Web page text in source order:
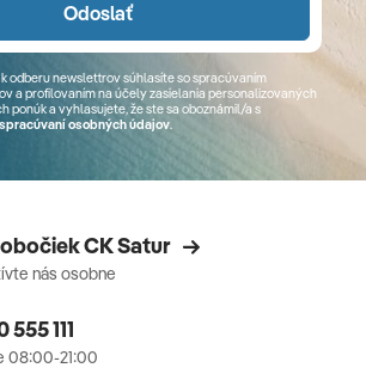
Odoslať
odberu newslettrov súhlasíte so spracúvaním
a profilovaním na účely zasielania personalizovaných
ponúk a vyhlasujete, že ste sa oboznámil/a s
osobných údajov.
CK Satur
nás osobne
111
08:00-21:00